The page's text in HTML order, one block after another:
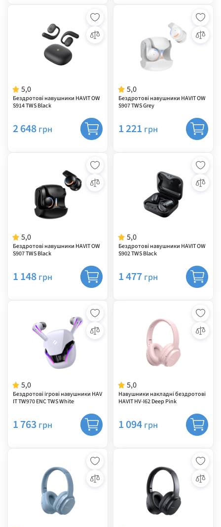
5,0
Бездротові навушники HAVIT OW
S914 TWS Black
2 648 грн
5,0
Бездротові навушники HAVIT OW
S907 TWS Grey
1 221 грн
5,0
Бездротові навушники HAVIT OW
S907 TWS Black
1 148 грн
5,0
Бездротові навушники HAVIT OW
S902 TWS Black
1 477 грн
5,0
Бездротові ігрові навушники HAV
IT TW970 ENC TWS White
1 763 грн
5,0
Навушники накладні бездротові
HAVIT HV-I62 Deep Pink
1 094 грн